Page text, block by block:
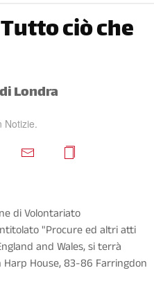
ciò che
Londra
Notizie.
di Volontariato
"Procure ed altri atti
and Wales, si terrà
House, 83-86 Farringdon